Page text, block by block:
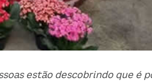
estão descobrindo que é